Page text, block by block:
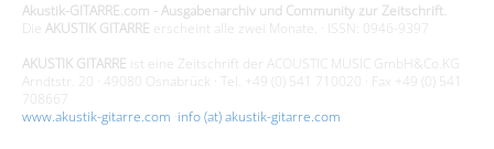
Akustik-GITARRE.com - Ausgabenarchiv und Community zur Zeitschrift.
Die AKUSTIK GITARRE erscheint alle zwei Monate. · ISSN: 0946-9397
AKUSTIK GITARRE ist eine Zeitschrift der ACOUSTIC MUSIC GmbH&Co.KG
Arndtstr. 20 · 49080 Osnabrück · Tel. +49 (0) 541 710020 · Fax +49 (0) 541
708667
www.akustik-gitarre.com ·info (at) akustik-gitarre.com